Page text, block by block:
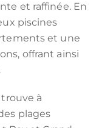
et raffinée. En
piscines
et une
offrant ainsi
à
plages